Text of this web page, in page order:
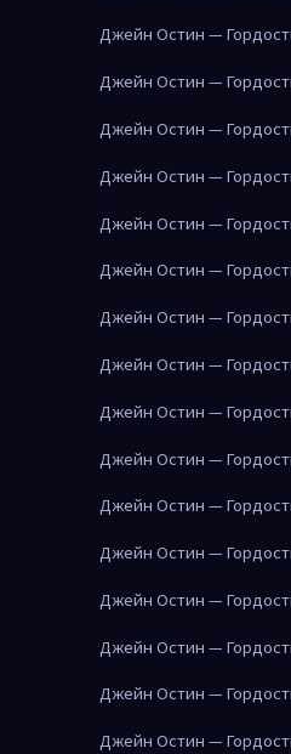
Джейн Остин —
Джейн Остин —
Джейн Остин —
Джейн Остин —
Джейн Остин —
Джейн Остин —
Джейн Остин —
Джейн Остин —
Джейн Остин —
Джейн Остин —
Джейн Остин —
Джейн Остин —
Джейн Остин —
Джейн Остин —
Джейн Остин —
Джейн Остин —